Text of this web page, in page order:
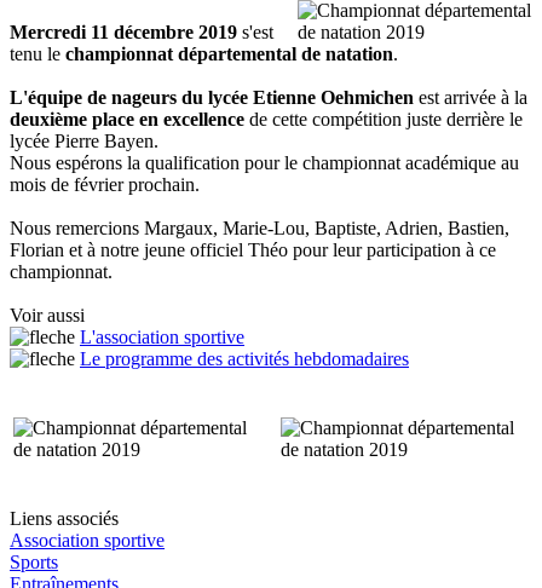
Mercredi 11 décembre 2019 s'est
tenu le championnat départemental de natation.
L'équipe de nageurs du lycée Etienne Oehmichen est arrivée à la
deuxième place en excellence de cette compétition juste derrière le
lycée Pierre Bayen.
Nous espérons la qualification pour le championnat académique au
mois de février prochain.
Nous remercions Margaux, Marie-Lou, Baptiste, Adrien, Bastien,
Florian et à notre jeune officiel Théo pour leur participation à ce
championnat.
Voir aussi
L'association sportive
Le programme des activités hebdomadaires
Liens associés
Association sportive
Sports
Entraînements